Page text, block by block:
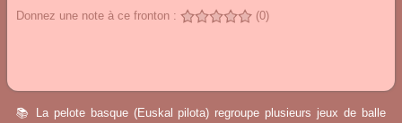
Donnez une note à ce fronton : (0)
📚 La pelote basque (Euskal pilota) regroupe plusieurs jeux de balle